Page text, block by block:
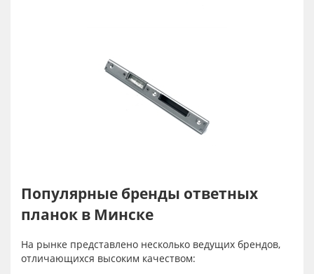
Популярные бренды ответных
планок в Минске
На рынке представлено несколько ведущих брендов,
отличающихся высоким качеством: